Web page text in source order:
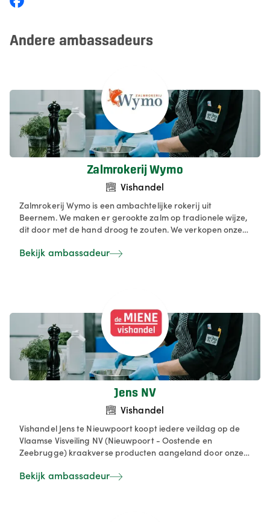
Andere ambassadeurs
Zalmrokerij Wymo
Vishandel
Zalmrokerij Wymo is een ambachtelijke rokerij uit
Beernem. We maken er gerookte zalm op tradionele wijze,
dit door met de hand droog te zouten. We verkopen onze
maar ook op zaterdag in onze fabriekswinkel.
Bekijk ambassadeur
Jens NV
Vishandel
Vishandel Jens te Nieuwpoort koopt iedere veildag op de
Vlaamse Visveiling NV (Nieuwpoort - Oostende en
Zeebrugge) kraakverse producten aangeland door onze
vangt", alleen zo kunnen we de keten versterken en
Bekijk ambassadeur